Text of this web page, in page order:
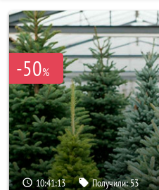
-50%
10:41:12 Получили:53